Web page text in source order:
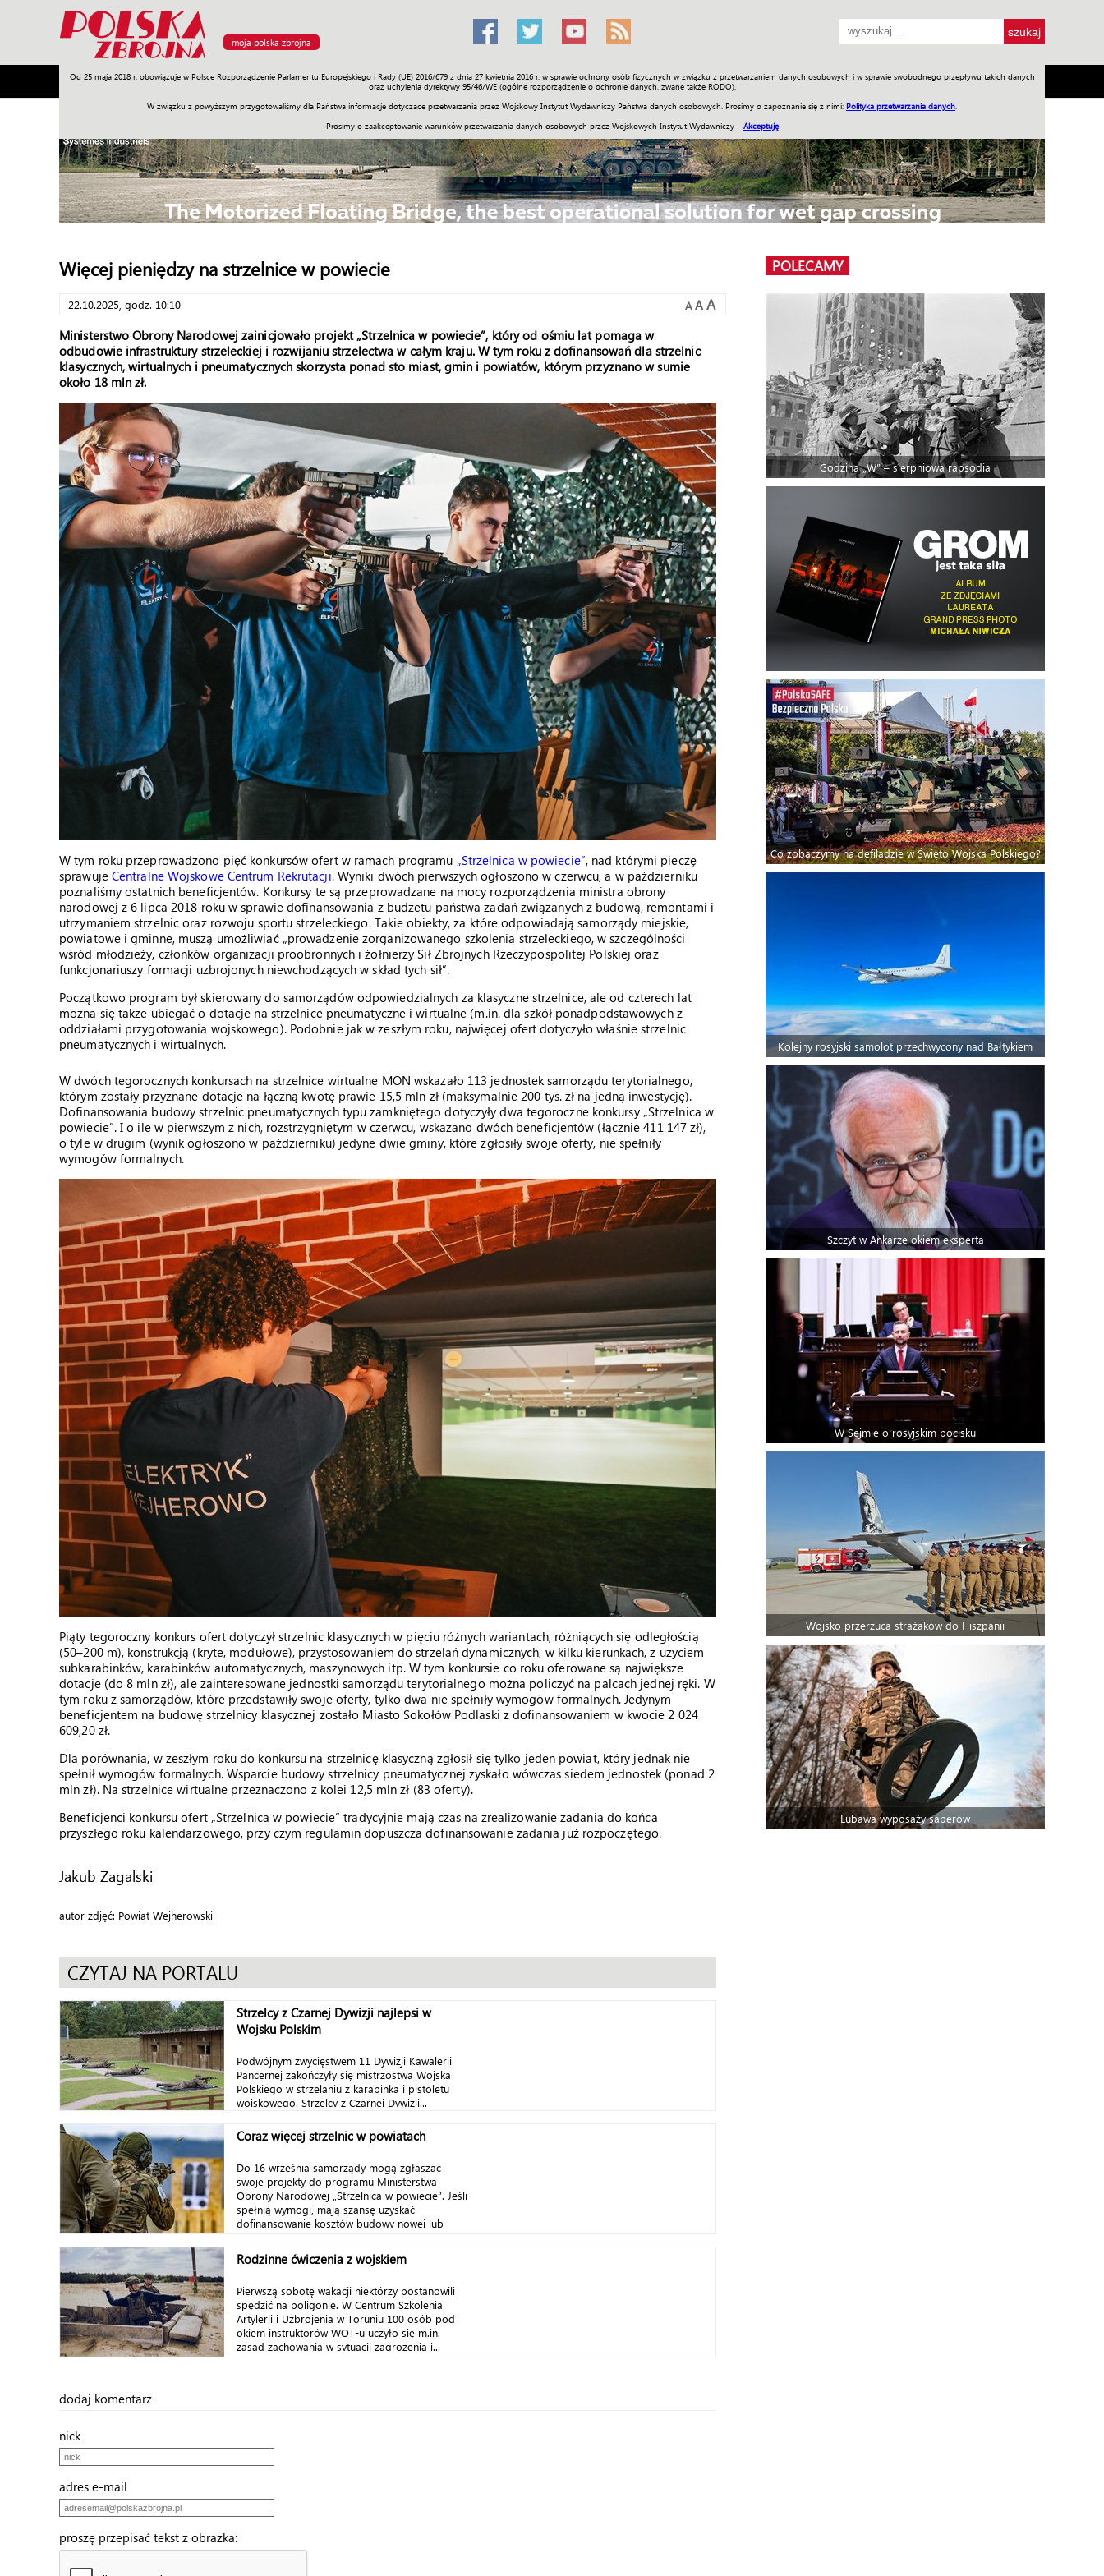
moja polska zbrojna
Od 25 maja 2018 r. obowiązuje w Polsce Rozporządzenie Parlamentu Europejskiego i Rady (UE) 2016/679 z dnia 27 kwietnia 2016 r. w sprawie ochrony osób fizycznych w związku z przetwarzaniem danych osobowych i w sprawie swobodnego przepływu takich danych
oraz uchylenia dyrektywy 95/46/WE (ogólne rozporządzenie o ochronie danych, zwane także RODO).
W związku z powyższym przygotowaliśmy dla Państwa informacje dotyczące przetwarzania przez Wojskowy Instytut Wydawniczy Państwa danych osobowych. Prosimy o zapoznanie się z nimi: Polityka przetwarzania danych
Prosimy o zaakceptowanie warunków przetwarzania danych osobowych przez Wojskowych Instytut Wydawniczy – Akceptuję
Armia Poligon Sprzęt Misje Polityka Prawo Świat Społeczność Sport Historia Galerie Wideo ENGLISH SKLEP Jednodniówki Praca w WIW
Więcej pieniędzy na strzelnice w powiecie
22.10.2025, godz. 10:10 A A A
Ministerstwo Obrony Narodowej zainicjowało projekt „Strzelnica w powiecie”, który od ośmiu lat pomaga w
odbudowie infrastruktury strzeleckiej i rozwijaniu strzelectwa w całym kraju. W tym roku z dofinansowań dla strzelnic
klasycznych, wirtualnych i pneumatycznych skorzysta ponad sto miast, gmin i powiatów, którym przyznano w sumie
około 18 mln zł.
W tym roku przeprowadzono pięć konkursów ofert w ramach programu „Strzelnica w powiecie”, nad którymi pieczę
sprawuje Centralne Wojskowe Centrum Rekrutacji. Wyniki dwóch pierwszych ogłoszono w czerwcu, a w październiku
poznaliśmy ostatnich beneficjentów. Konkursy te są przeprowadzane na mocy rozporządzenia ministra obrony
narodowej z 6 lipca 2018 roku w sprawie dofinansowania z budżetu państwa zadań związanych z budową, remontami i
utrzymaniem strzelnic oraz rozwoju sportu strzeleckiego. Takie obiekty, za które odpowiadają samorządy miejskie,
powiatowe i gminne, muszą umożliwiać „prowadzenie zorganizowanego szkolenia strzeleckiego, w szczególności
wśród młodzieży, członków organizacji proobronnych i żołnierzy Sił Zbrojnych Rzeczypospolitej Polskiej oraz
funkcjonariuszy formacji uzbrojonych niewchodzących w skład tych sił”.
Początkowo program był skierowany do samorządów odpowiedzialnych za klasyczne strzelnice, ale od czterech lat
można się także ubiegać o dotacje na strzelnice pneumatyczne i wirtualne (m.in. dla szkół ponadpodstawowych z
oddziałami przygotowania wojskowego). Podobnie jak w zeszłym roku, najwięcej ofert dotyczyło właśnie strzelnic
pneumatycznych i wirtualnych.
W dwóch tegorocznych konkursach na strzelnice wirtualne MON wskazało 113 jednostek samorządu terytorialnego,
którym zostały przyznane dotacje na łączną kwotę prawie 15,5 mln zł (maksymalnie 200 tys. zł na jedną inwestycję).
Dofinansowania budowy strzelnic pneumatycznych typu zamkniętego dotyczyły dwa tegoroczne konkursy „Strzelnica w
powiecie”. I o ile w pierwszym z nich, rozstrzygniętym w czerwcu, wskazano dwóch beneficjentów (łącznie 411 147 zł),
o tyle w drugim (wynik ogłoszono w październiku) jedyne dwie gminy, które zgłosiły swoje oferty, nie spełniły
wymogów formalnych.
Piąty tegoroczny konkurs ofert dotyczył strzelnic klasycznych w pięciu różnych wariantach, różniących się odległością
(50–200 m), konstrukcją (kryte, modułowe), przystosowaniem do strzelań dynamicznych, w kilku kierunkach, z użyciem
subkarabinków, karabinków automatycznych, maszynowych itp. W tym konkursie co roku oferowane są największe
dotacje (do 8 mln zł), ale zainteresowane jednostki samorządu terytorialnego można policzyć na palcach jednej ręki. W
tym roku z samorządów, które przedstawiły swoje oferty, tylko dwa nie spełniły wymogów formalnych. Jedynym
beneficjentem na budowę strzelnicy klasycznej zostało Miasto Sokołów Podlaski z dofinansowaniem w kwocie 2 024
609,20 zł.
Dla porównania, w zeszłym roku do konkursu na strzelnicę klasyczną zgłosił się tylko jeden powiat, który jednak nie
spełnił wymogów formalnych. Wsparcie budowy strzelnicy pneumatycznej zyskało wówczas siedem jednostek (ponad 2
mln zł). Na strzelnice wirtualne przeznaczono z kolei 12,5 mln zł (83 oferty).
Beneficjenci konkursu ofert „Strzelnica w powiecie” tradycyjnie mają czas na zrealizowanie zadania do końca
przyszłego roku kalendarzowego, przy czym regulamin dopuszcza dofinansowanie zadania już rozpoczętego.
Jakub Zagalski
autor zdjęć: Powiat Wejherowski
CZYTAJ NA PORTALU
Strzelcy z Czarnej Dywizji najlepsi w
Wojsku Polskim
Podwójnym zwycięstwem 11 Dywizji Kawalerii
Pancernej zakończyły się mistrzostwa Wojska
Polskiego w strzelaniu z karabinka i pistoletu
wojskowego. Strzelcy z Czarnej Dywizji...
Coraz więcej strzelnic w powiatach
Do 16 września samorządy mogą zgłaszać
swoje projekty do programu Ministerstwa
Obrony Narodowej „Strzelnica w powiecie”. Jeśli
spełnią wymogi, mają szansę uzyskać
dofinansowanie kosztów budowy nowej lub
Rodzinne ćwiczenia z wojskiem
Pierwszą sobotę wakacji niektórzy postanowili
spędzić na poligonie. W Centrum Szkolenia
Artylerii i Uzbrojenia w Toruniu 100 osób pod
okiem instruktorów WOT-u uczyło się m.in.
zasad zachowania w sytuacji zagrożenia i...
dodaj komentarz
nick
adres e-mail
proszę przepisać tekst z obrazka:
POLECAMY
Godzina „W” – sierpniowa rapsodia
Co zobaczymy na defiladzie w Święto Wojska Polskiego?
Kolejny rosyjski samolot przechwycony nad Bałtykiem
Szczyt w Ankarze okiem eksperta
W Sejmie o rosyjskim pocisku
Wojsko przerzuca strażaków do Hiszpanii
Lubawa wyposaży saperów